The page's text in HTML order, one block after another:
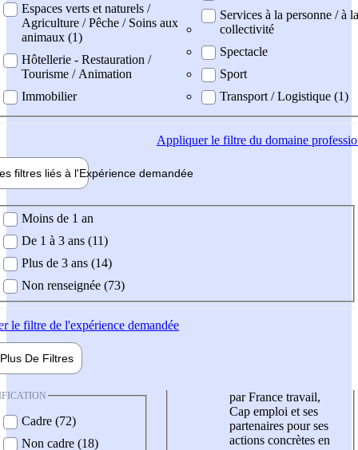
Espaces verts et naturels /
Agriculture / Pêche / Soins aux
animaux (1)
Hôtellerie - Restauration /
Tourisme / Animation
Immobilier
Services à la personne / à la
collectivité
Spectacle
Sport
Transport / Logistique (1)
Appliquerle filtre du domaine
filtres liés à l'Expérience demandée
demandée
Moins de 1 an
De 1 à 3 ans (11)
Plus de 3 ans (14)
Non renseignée (73)
le filtre de l'expérience demandée
Plus De Filtres
Cadre (72)
Non cadre (18)
par France travail,
Cap emploi et ses
partenaires pour ses
actions concrètes en